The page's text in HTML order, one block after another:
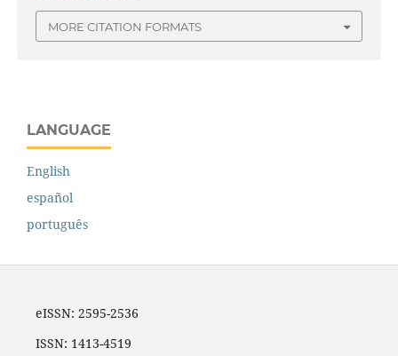
MORE CITATION FORMATS
LANGUAGE
English
español
português
eISSN: 2595-2536
ISSN: 1413-4519